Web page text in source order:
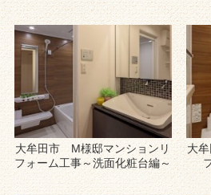
大牟田市 M様邸マンションリ
フォーム工事～洗面化粧台編～
大